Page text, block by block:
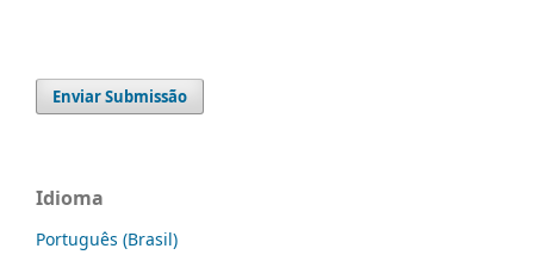
Enviar Submissão
Idioma
Português (Brasil)